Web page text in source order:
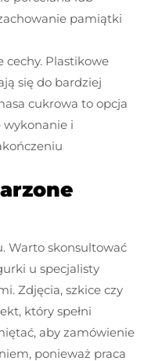
pamiątki
cechy. Plastikowe
się do bardziej
cukrowa to opcja
wykonanie i
Warto skonsultować
u specjalisty
Zdjęcia, szkice czy
który spełni
aby zamówienie
ponieważ praca